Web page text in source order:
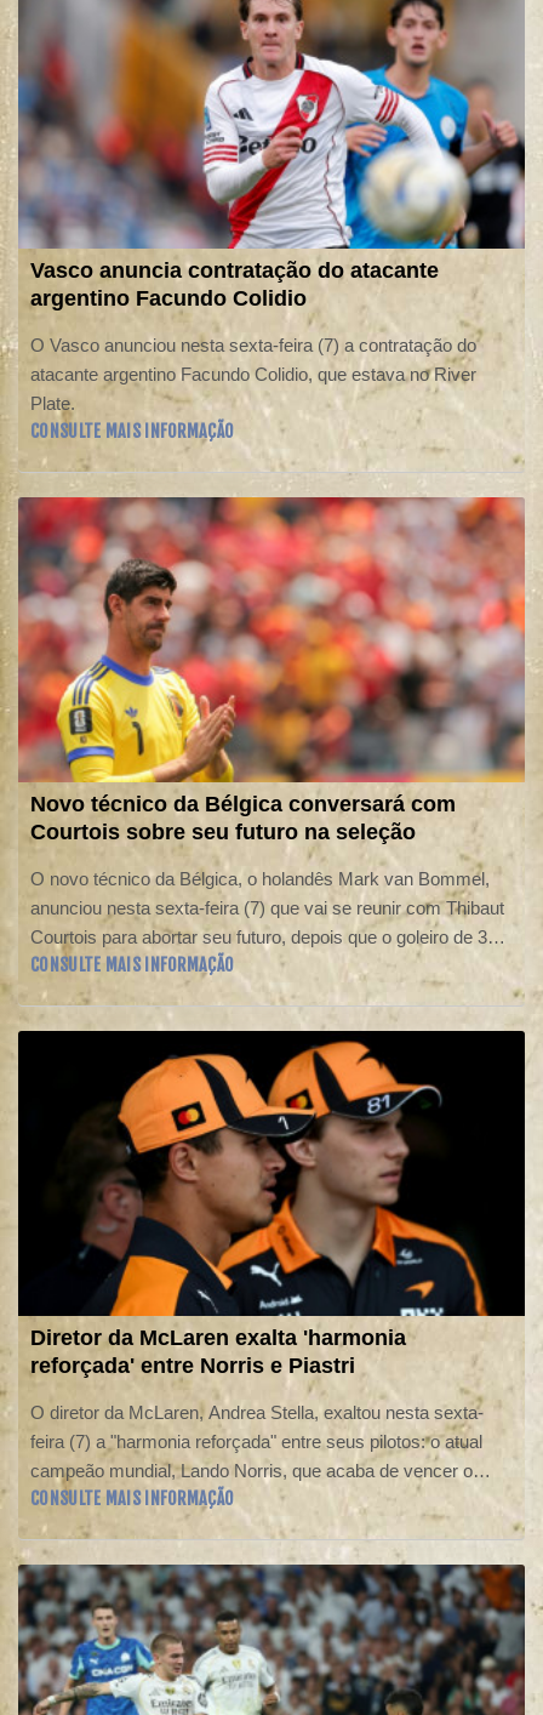
Vasco anuncia contratação do atacante
argentino Facundo Colidio
O Vasco anunciou nesta sexta-feira (7) a contratação do
atacante argentino Facundo Colidio, que estava no River
Plate.
CONSULTE MAIS INFORMAÇÃO
Novo técnico da Bélgica conversará com
Courtois sobre seu futuro na seleção
O novo técnico da Bélgica, o holandês Mark van Bommel,
anunciou nesta sexta-feira (7) que vai se reunir com Thibaut
Courtois para abortar seu futuro, depois que o goleiro de 34
anos anunciou após a Copa do Mundo de 2026 que quer
fazer uma pausa de um ano na seleção.
CONSULTE MAIS INFORMAÇÃO
Diretor da McLaren exalta 'harmonia
reforçada' entre Norris e Piastri
O diretor da McLaren, Andrea Stella, exaltou nesta sexta-
feira (7) a "harmonia reforçada" entre seus pilotos: o atual
campeão mundial, Lando Norris, que acaba de vencer o
Grande Prêmio da Hungria, e o australiano Oscar Piastri,
que vive um ano complicado.
CONSULTE MAIS INFORMAÇÃO